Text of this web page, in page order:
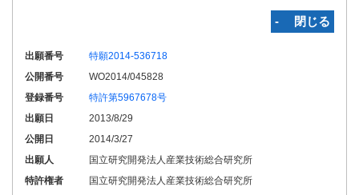
‐ 閉じる
出願番号
特願2014-536718
公開番号
WO2014/045828
登録番号
特許第5967678号
出願日
2013/8/29
公開日
2014/3/27
出願人
国立研究開発法人産業技術総合研究所
特許権者
国立研究開発法人産業技術総合研究所